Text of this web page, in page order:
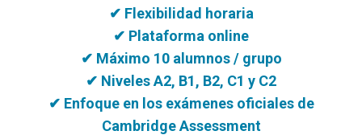
✔ Flexibilidad horaria
✔ Plataforma online
✔ Máximo 10 alumnos / grupo
✔ Niveles A2, B1, B2, C1 y C2
✔ Enfoque en los exámenes oficiales de
Cambridge Assessment